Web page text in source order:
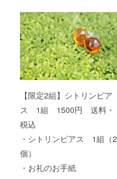
【限定2組】シトリンピア
ス 1組 1500円 送料・
税込
・シトリンピアス 1組（2
個）
・お礼のお手紙